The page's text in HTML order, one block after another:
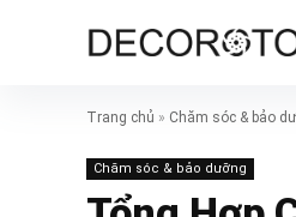
Trang chủ » Chăm sóc & bảo
Chăm sóc & bảo dưỡng